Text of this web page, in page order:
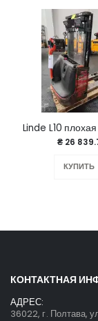
Linde L10
₴ 26
КУПИТЬ
КОНТАКТНАЯ
АДРЕС:
36022, г. Полтава,